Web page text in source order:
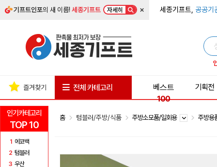
기프트인포의 새 이름!세종기프트 자세히 × 세종기프트, 공공기
인기카테고리
TOP 10
1 에코백
2 텀블러
3 우산
즐겨찾기 전체 카테고리
베스트
100
기획전
홈 텀블러/주방/식품 주방소모품/일회용 주방